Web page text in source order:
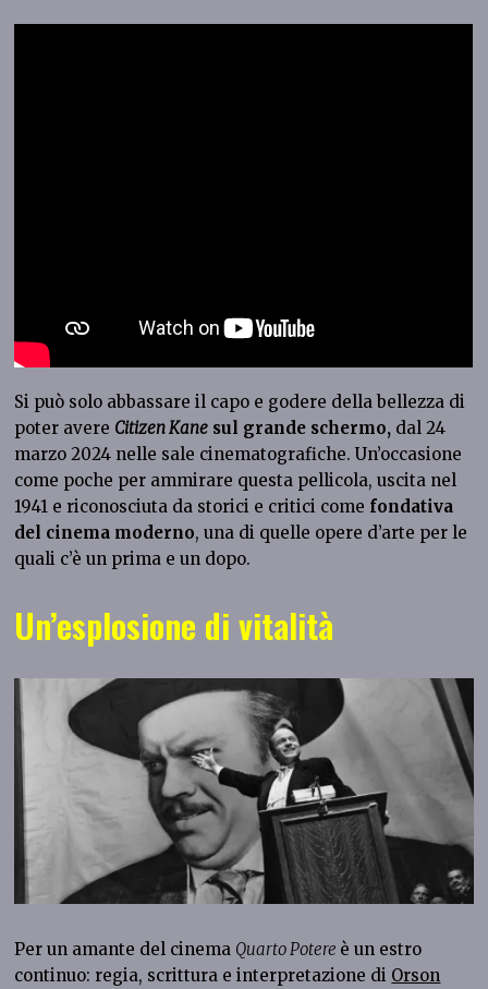
Si può solo abbassare il capo e godere della bellezza di
poter avere Citizen Kane sul grande schermo, dal 24
marzo 2024 nelle sale cinematografiche. Un’occasione
come poche per ammirare questa pellicola, uscita nel
1941 e riconosciuta da storici e critici come fondativa
del cinema moderno, una di quelle opere d’arte per le
quali c’è un prima e un dopo.
Un’esplosione di vitalità
Per un amante del cinema Quarto Potere è un estro
continuo: regia, scrittura e interpretazione di Orson